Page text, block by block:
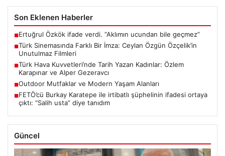
Son Eklenen Haberler
■Ertuğrul Özkök ifade verdi. “Aklımın ucundan bile geçmez”
■Türk Sinemasında Farklı Bir İmza: Ceylan Özgün Özçelik’in
Unutulmaz Filmleri
■Türk Hava Kuvvetleri’nde Tarih Yazan Kadınlar: Özlem
Karapınar ve Alper Gezeravcı
■Outdoor Mutfaklar ve Modern Yaşam Alanları
■FETÖ’cü Burkay Karatepe ile irtibatlı şüphelinin ifadesi ortaya
çıktı: “Salih usta” diye tanıdım
Güncel